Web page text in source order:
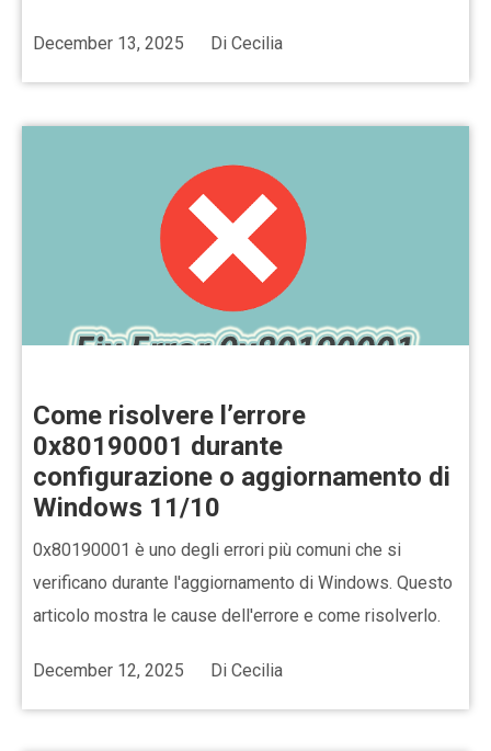
December 13, 2025 Di Cecilia
Come risolvere l’errore
0x80190001 durante
configurazione o aggiornamento di
Windows 11/10
0x80190001 è uno degli errori più comuni che si
verificano durante l'aggiornamento di Windows. Questo
articolo mostra le cause dell'errore e come risolverlo.
December 12, 2025 Di Cecilia